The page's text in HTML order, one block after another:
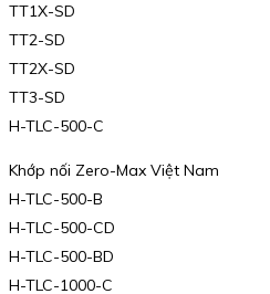
TT1X-SD
TT2-SD
TT2X-SD
TT3-SD
H-TLC-500-C
Khớp nối Zero-Max Việt Nam
H-TLC-500-B
H-TLC-500-CD
H-TLC-500-BD
H-TLC-1000-C